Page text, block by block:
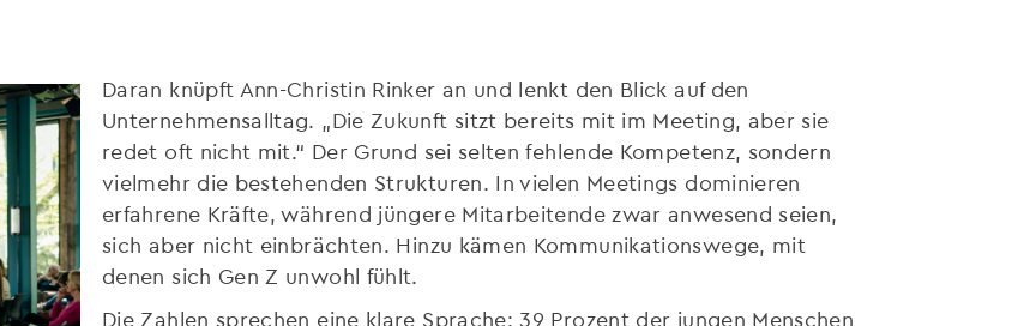
Daran knüpft Ann-Christin Rinker an und lenkt den Blick auf den
Unternehmensalltag. „Die Zukunft sitzt bereits mit im Meeting, aber sie
redet oft nicht mit.“ Der Grund sei selten fehlende Kompetenz, sondern
vielmehr die bestehenden Strukturen. In vielen Meetings dominieren
erfahrene Kräfte, während jüngere Mitarbeitende zwar anwesend seien,
sich aber nicht einbrächten. Hinzu kämen Kommunikationswege, mit
denen sich Gen Z unwohl fühlt.
Die Zahlen sprechen eine klare Sprache: 39 Prozent der jungen Menschen